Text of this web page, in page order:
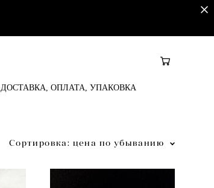
ДОСТАВКА, ОПЛАТА, УПАКОВКА
Сортировка: цена по убыванию